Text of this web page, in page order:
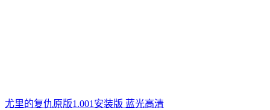
尤里的复仇原版1.001安装版 蓝光高清